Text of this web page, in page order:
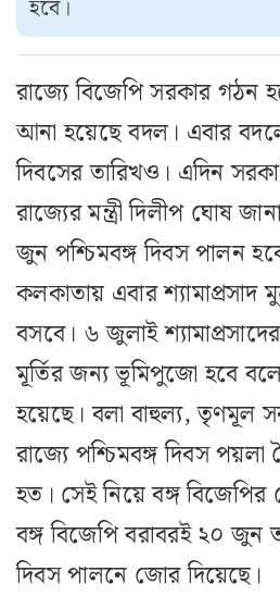
হবে।
রাজ্যে বিজেপি সরকার গঠন
আনা হয়েছে বদল। এবার
দিবসের তারিখও। এদিন
রাজ্যের মন্ত্রী দিলীপ ঘোষ
জুন পশ্চিমবঙ্গ দিবস পালন
কলকাতায় এবার শ্যামাপ্রসাদ
বসবে। ৬ জুলাই
মূর্তির জন্য ভূমিপুজো হবে
হয়েছে। বলা বাহুল্য, তৃণমূল
রাজ্যে পশ্চিমবঙ্গ দিবস পয়লা
হত। সেই নিয়ে বঙ্গ
বঙ্গ বিজেপি বরাবরই ২০ জুন
দিবস পালনে জোর দিয়েছে।